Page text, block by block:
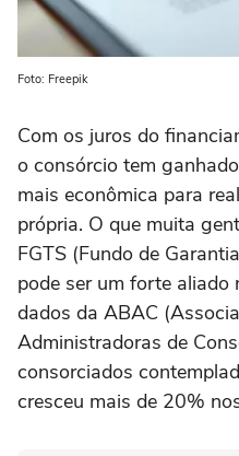
Foto: Freepik
Com os juros do
o consórcio tem
mais econômica para
própria. O que muita
FGTS (Fundo de
pode ser um forte aliado
dados da ABAC
Administradoras de
consorciados
cresceu mais de 20%